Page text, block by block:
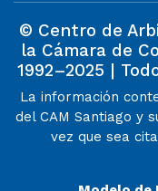
© Centro de
la Cámara de
1992–2025 |
La información
del CAM Santiago y
vez que sea